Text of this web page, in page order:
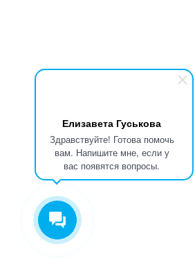
Елизавета Гуськова
Здравствуйте! Готова помочь
вам. Напишите мне, если у
вас появятся вопросы.
Для повышения удобства сайта мы
К сайту подключен сервис